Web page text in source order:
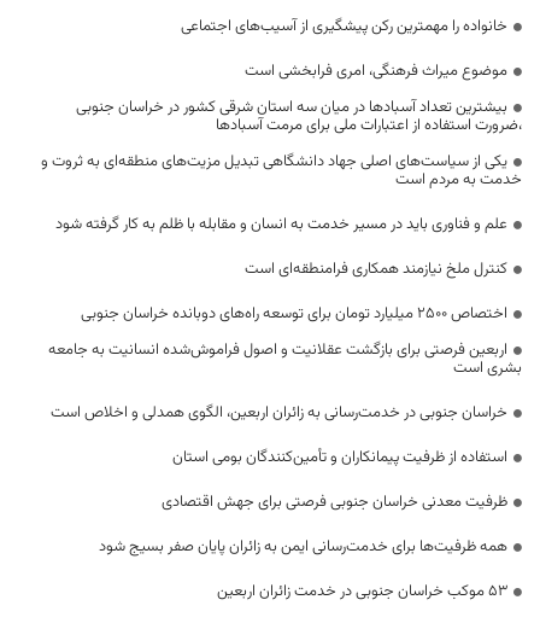
خانواده را مهمترین رکن پیشگیری از آسیب‌های اجتماعی
موضوع میراث فرهنگی، امری فرابخشی است
بیشترین تعداد آسبادها در میان سه استان شرقی کشور در خراسان جنوبی
،ضرورت استفاده از اعتبارات ملی برای مرمت آسبادها
یکی از سیاست‌های اصلی جهاد دانشگاهی تبدیل مزیت‌های منطقه‌ای به ثروت و
خدمت به مردم است
علم و فناوری باید در مسیر خدمت به انسان و مقابله با ظلم به کار گرفته شود
کنترل ملخ نیازمند همکاری فرامنطقه‌ای است
اختصاص 2500 میلیارد تومان برای توسعه راه‌های دوبانده خراسان جنوبی
اربعین فرصتی برای بازگشت عقلانیت و اصول فراموش‌شده انسانیت به جامعه
بشری است
خراسان جنوبی در خدمت‌رسانی به زائران اربعین، الگوی همدلی و اخلاص است
استفاده از ظرفیت پیمانکاران و تأمین‌کنندگان بومی استان
ظرفیت معدنی خراسان جنوبی فرصتی برای جهش اقتصادی
همه ظرفیت‌ها برای خدمت‌رسانی ایمن به زائران پایان صفر بسیج شود
53 موکب خراسان جنوبی در خدمت زائران اربعین